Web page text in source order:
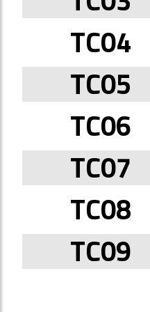
TC04
TC05
TC06
TC07
TC08
TC09